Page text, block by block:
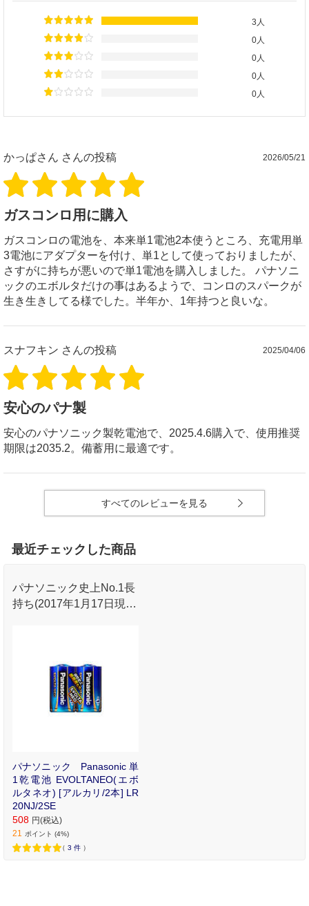
3人
0人
0人
0人
0人
かっぱさん さんの投稿 2026/05/21
ガスコンロ用に購入
ガスコンロの電池を、本来単1電池2本使うところ、充電用単
3電池にアダプターを付け、単1として使っておりましたが、
さすがに持ちが悪いので単1電池を購入しました。 パナソニ
ックのエボルタだけの事はあるようで、コンロのスパークが
生き生きしてる様でした。半年か、1年持つと良いな。
スナフキン さんの投稿 2025/04/06
安心のパナ製
安心のパナソニック製乾電池で、2025.4.6購入で、使用推奨
期限は2035.2。備蓄用に最適です。
すべてのレビューを見る
最近チェックした商品
パナソニック史上No.1長
持ち(2017年1月17日現
平均値より)
パナソニック Panasonic 単
1乾電池 EVOLTANEO(エボ
ルタネオ) [アルカリ/2本] LR
20NJ/2SE
508 円(税込)
21
ポイント (4%)
（ 3 件 ）